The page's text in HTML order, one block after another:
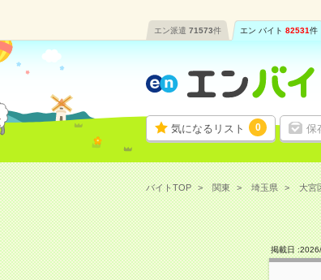
エン派遣 71573件 エン バイト 82531件
気になるリスト 0 保
バイトTOP 関東 埼玉県 大宮
掲載日 :2026/